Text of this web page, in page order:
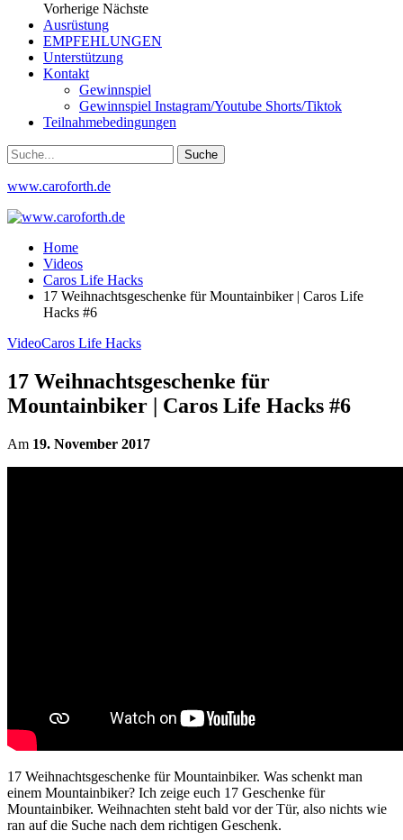
Vorherige Nächste
Ausrüstung
EMPFEHLUNGEN
Unterstützung
Kontakt
Gewinnspiel
Gewinnspiel Instagram/Youtube Shorts/Tiktok
Teilnahmebedingungen
www.caroforth.de
Home
Videos
Caros Life Hacks
17 Weihnachtsgeschenke für Mountainbiker | Caros Life
Hacks #6
VideoCaros Life Hacks
17 Weihnachtsgeschenke für
Mountainbiker | Caros Life Hacks #6
Am 19. November 2017
17 Weihnachtsgeschenke für Mountainbiker. Was schenkt man
einem Mountainbiker? Ich zeige euch 17 Geschenke für
Mountainbiker. Weihnachten steht bald vor der Tür, also nichts wie
ran auf die Suche nach dem richtigen Geschenk.